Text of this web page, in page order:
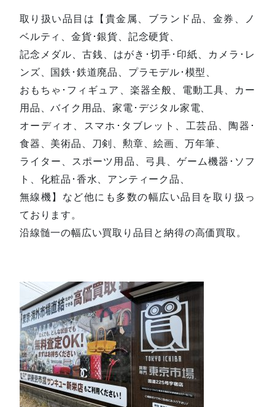
取り扱い品目は【貴金属、ブランド品、金券、ノ
ベルティ、金貨･銀貨、記念硬貨、
記念メダル、古銭、はがき･切手･印紙、カメラ･レ
ンズ、国鉄･鉄道廃品、プラモデル･模型、
おもちゃ･フィギュア、楽器全般、電動工具、カー
用品、バイク用品、家電･デジタル家電、
オーディオ、スマホ･タブレット、工芸品、陶器･
食器、美術品、刀剣、勲章、絵画、万年筆、
ライター、スポーツ用品、弓具、ゲーム機器･ソフ
ト、化粧品･香水、アンティーク品、
無線機】など他にも多数の幅広い品目を取り扱っ
ております。
沿線髄一の幅広い買取り品目と納得の高価買取。